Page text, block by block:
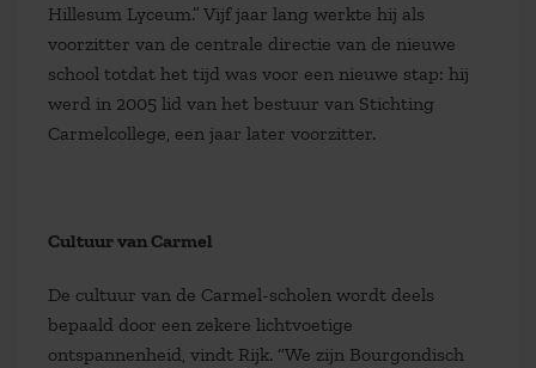
Hillesum Lyceum.” Vijf jaar lang werkte hij als
voorzitter van de centrale directie van de nieuwe
school totdat het tijd was voor een nieuwe stap: hij
werd in 2005 lid van het bestuur van Stichting
Carmelcollege, een jaar later voorzitter.
Cultuur van Carmel
De cultuur van de Carmel-scholen wordt deels
bepaald door een zekere lichtvoetige
ontspannenheid, vindt Rijk. “We zijn Bourgondisch